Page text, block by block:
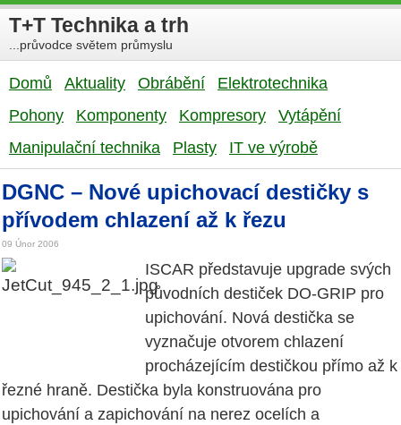
T+T Technika a trh
...průvodce světem průmyslu
Domů Aktuality Obrábění
Elektrotechnika
Pohony
Komponenty Kompresory
Vytápění
Manipulační technika
Plasty IT ve výrobě
DGNC – Nové upichovací destičky s
přívodem chlazení až k řezu
09 Únor 2006
ISCAR představuje upgrade svých
původních destiček DO-GRIP pro
upichování. Nová destička se
vyznačuje otvorem chlazení
procházejícím destičkou přímo až k
řezné hraně. Destička byla konstruována pro
upichování a zapichování na nerez ocelích a